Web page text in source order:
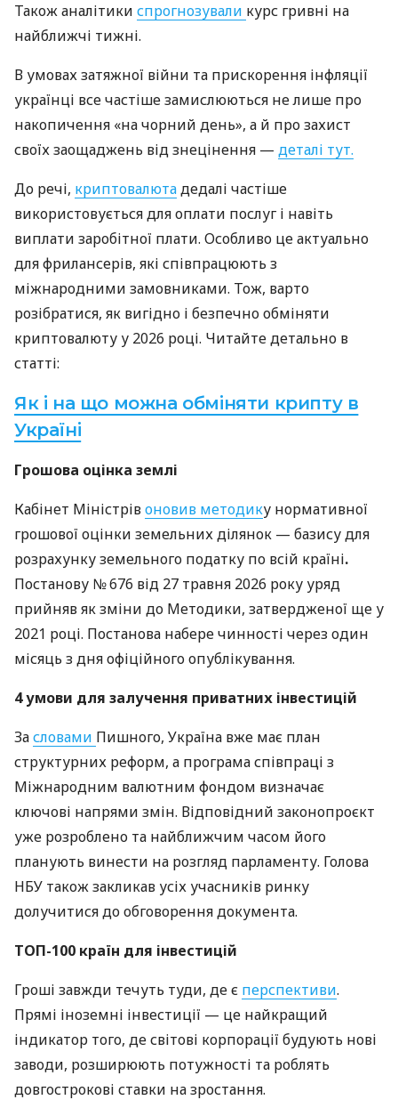
Також аналітики спрогнозували курс гривні на
найближчі тижні.
В умовах затяжної війни та прискорення інфляції
українці все частіше замислюються не лише про
накопичення «на чорний день», а й про захист
своїх заощаджень від знецінення — деталі тут.
До речі, криптовалютадедалі частіше
використовується для оплати послуг і навіть
виплати заробітної плати. Особливо це актуально
для фрилансерів, які співпрацюють з
міжнародними замовниками. Тож, варто
розібратися, як вигідно і безпечно обміняти
криптовалюту у 2026 році. Читайте детально в
статті:
Як і на що можна обміняти крипту в
Україні
Грошова оцінка землі
Кабінет Міністрівоновив методику нормативної
грошової оцінки земельних ділянок — базису для
розрахунку земельного податку по всій країні.
Постанову № 676 від 27 травня 2026 року уряд
прийняв як зміни до Методики, затвердженої ще у
2021 році. Постанова набере чинності через один
місяць з дня офіційного опублікування.
4 умови для залучення приватних інвестицій
Засловами Пишного, Україна вже має план
структурних реформ, а програма співпраці з
Міжнародним валютним фондом визначає
ключові напрями змін. Відповідний законопроєкт
уже розроблено та найближчим часом його
планують винести на розгляд парламенту. Голова
НБУ також закликав усіх учасників ринку
долучитися до обговорення документа.
ТОП-100 країн для інвестицій
Гроші завжди течуть туди, де є перспективи.
Прямі іноземні інвестиції — це найкращий
індикатор того, де світові корпорації будують нові
заводи, розширюють потужності та роблять
довгострокові ставки на зростання.